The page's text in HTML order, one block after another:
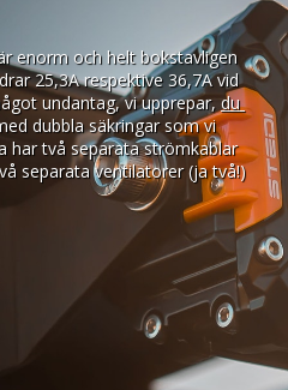
enorm och helt bokstavligen
25,3A respektive 36,7A vid
undantag, vi upprepar, du
dubbla säkringar som vi
har två separata strömkablar
separata ventilatorer (ja två!)